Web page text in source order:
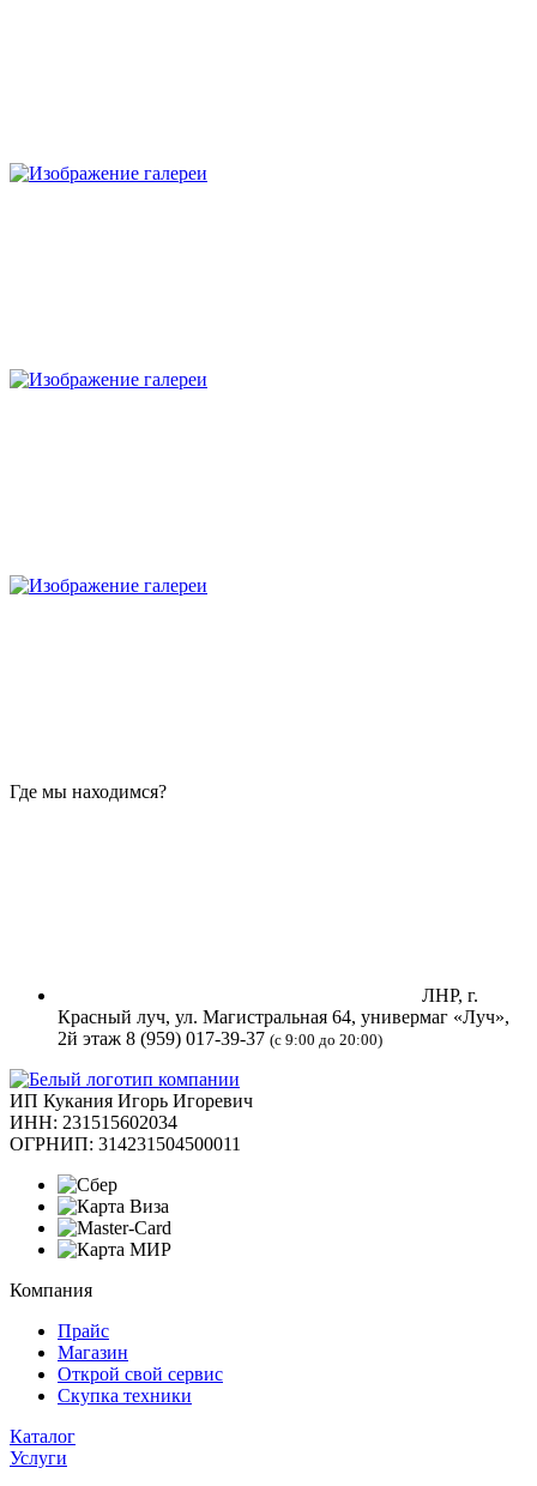
Где мы находимся?
ЛНР, г.
Красный луч, ул. Магистральная 64, универмаг «Луч»,
2й этаж 8 (959) 017-39-37 (с 9:00 до 20:00)
ИП Кукания Игорь Игоревич
ИНН: 231515602034
ОГРНИП: 314231504500011
Компания
Прайс
Магазин
Открой свой сервис
Скупка техники
Каталог
Услуги